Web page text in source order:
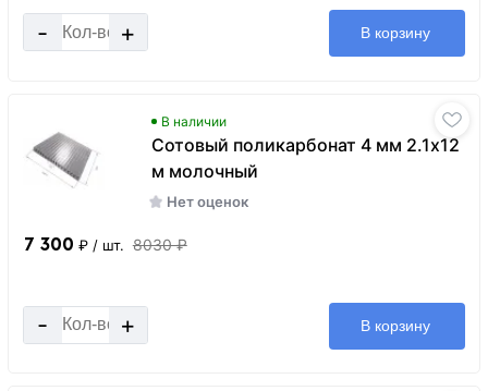
- + В корзину
В наличии
Сотовый поликарбонат 4 мм 2.1х12
м молочный
Нет оценок
7 300 ₽ / шт. 8030 ₽
- + В корзину